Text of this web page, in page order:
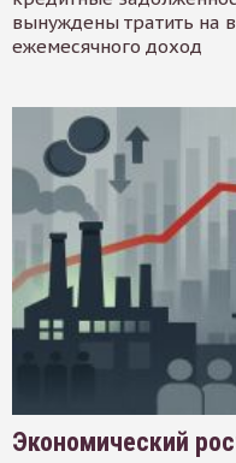
вынуждены тратить на
ежемесячного доход
Экономический